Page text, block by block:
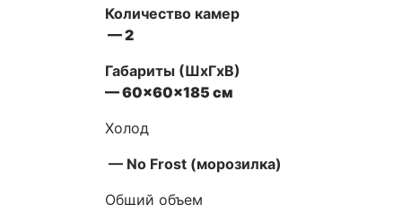
Количество камер
— 2
Габариты (ШxГxВ)
— 60x60x185 см
Холод
— No Frost (морозилка)
Общий объем